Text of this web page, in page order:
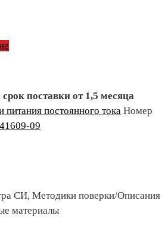
поставки от 1,5 месяца
питания постоянного тока Номер
41609-09
СИ, Методики поверки/Описания
материалы